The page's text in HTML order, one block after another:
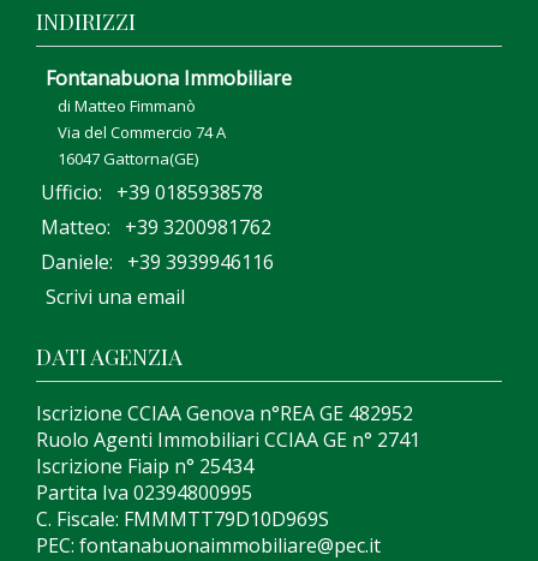
INDIRIZZI
Fontanabuona Immobiliare
di Matteo Fimmanò
Via del Commercio 74 A
16047 Gattorna(GE)
Ufficio: +39 0185938578
Matteo: +39 3200981762
Daniele: +39 3939946116
Scrivi una email
DATI AGENZIA
Iscrizione CCIAA Genova n°REA GE 482952
Ruolo Agenti Immobiliari CCIAA GE n° 2741
Iscrizione Fiaip n° 25434
Partita Iva 02394800995
C. Fiscale: FMMMTT79D10D969S
PEC: fontanabuonaimmobiliare@pec.it